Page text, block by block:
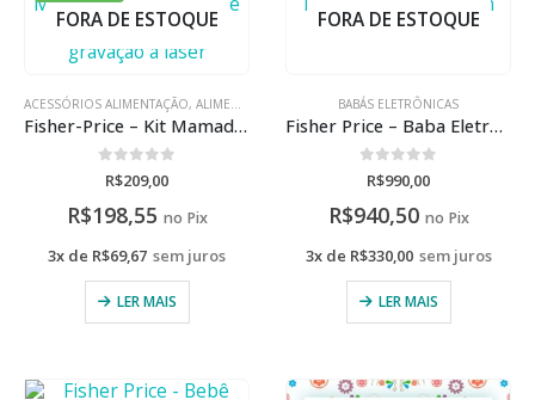
FORA DE ESTOQUE
ACESSÓRIOS ALIMENTAÇÃO, ALIMENTAÇÃO CHUPETAS,MAMADEIRAS
Fisher-Price – Kit Mamadeiras, Chupeta e Porta Chupetas com gravação a laser
0de 5
R$209,00
R$198,55 no Pix
3x de R$69,67 sem juros
LER MAIS
FORA DE ESTOQUE
BABÁS ELETRÔNICAS
Fisher Price – Baba Eletronica Digital Com Camera
0de 5
R$990,00
R$940,50 no Pix
3x de R$330,00 sem juros
LER MAIS